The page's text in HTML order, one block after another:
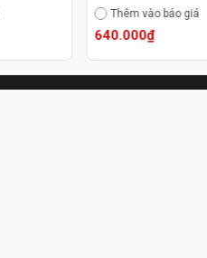
Thêm vào báo giá
640.000₫